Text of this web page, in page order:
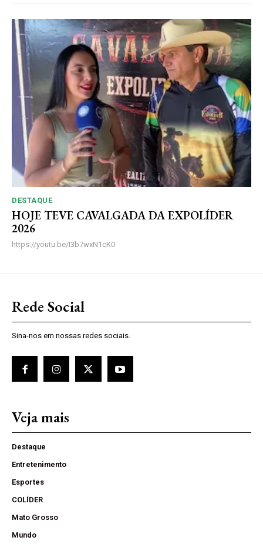
DESTAQUE
HOJE TEVE CAVALGADA DA EXPOLÍDER
2026
https://youtu.be/I3b7wxN1cK0
Rede Social
Sina-nos em nossas redes sociais.
Veja mais
Destaque
Entretenimento
Esportes
COLÍDER
Mato Grosso
Mundo